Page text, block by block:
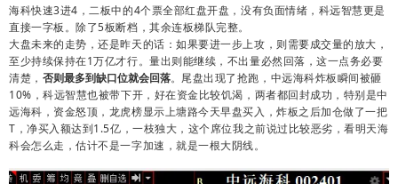
海科快速3进4，二板中的4个票全部红盘开盘，没有负面情绪，科远智慧更是
直接一字板。除了5板断档，其余连板梯队完整。
大盘未来的走势，还是昨天的话：如果要进一步上攻，则需要成交量的放大，
至少持续保持在1万亿才行。量出则能继续，不出量必然回落，这一点务必要
清楚， 否则最多到缺口位就会回落。尾盘出现了抢跑，中远海科炸板瞬间被砸
10%，科远智慧也被带下开，好在资金比较饥渴，两者都回封成功，特别是中
远海科，资金怒顶，龙虎榜显示上塘路今天早盘买入，炸板之后加仓做了一把
T，净买入额达到1.5亿，一枝独大，这个席位我之前说过比较恶劣，看明天海
科会怎么走，估计不是一字加速，就是一根大阴线。